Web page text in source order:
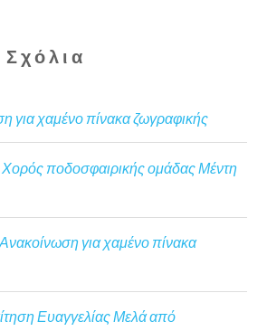
για χαμένο πίνακα ζωγραφικής
Χορός ποδοσφαιρικής ομάδας Μέντη
Ανακοίνωση για χαμένο πίνακα
Ευαγγελίας Μελά από